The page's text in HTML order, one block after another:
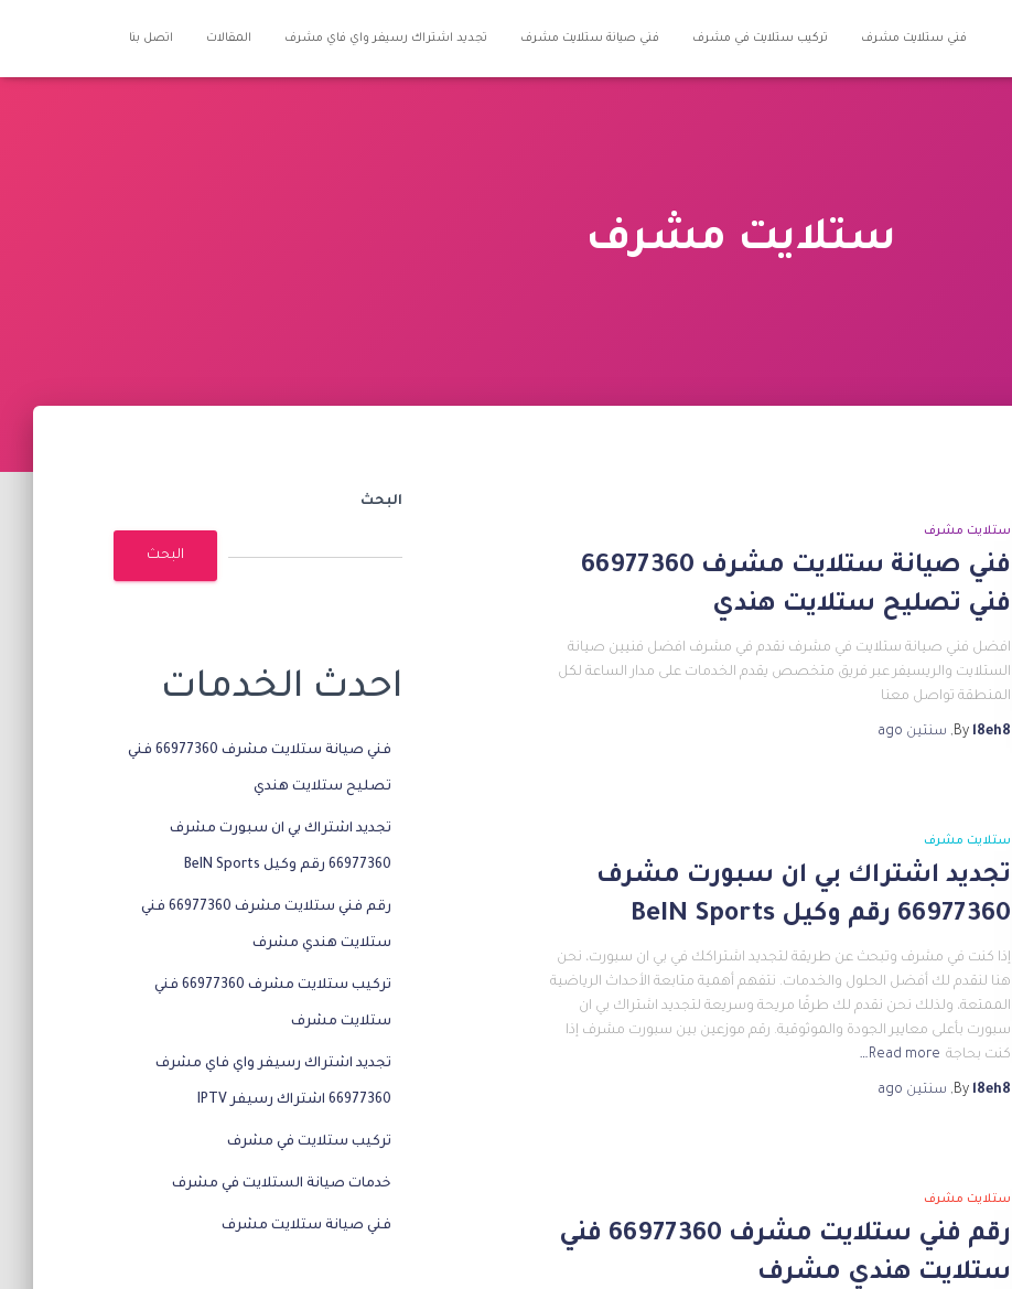
فني ستلايت مشرف تركيب ستلايت في مشرف فني صيانة ستلايت مشرف تجديد اشتراك رسيفر واي فاي مشرف المقالات اتصل بنا
ستلايت مشرف
ستلايت مشرف
فني صيانة ستلايت مشرف 66977360
فني تصليح ستلايت هندي
افضل فني صيانة ستلايت في مشرف نقدم في مشرف افضل فنيين صيانة
الستلايت والريسيفر عبر فريق متخصص يقدم الخدمات على مدار الساعة لكل
المنطقة تواصل معنا
By l8eh8
, سنتين
ستلايت مشرف
تجديد اشتراك بي ان سبورت مشرف
66977360 رقم وكيل BeIN Sports
إذا كنت في مشرف وتبحث عن طريقة لتجديد اشتراكك في بي ان سبورت، نحن
هنا لنقدم لك أفضل الحلول والخدمات. نتفهم أهمية متابعة الأحداث الرياضية
الممتعة، ولذلك نحن نقدم لك طرقًا مريحة وسريعة لتجديد اشتراك بي ان
سبورت بأعلى معايير الجودة والموثوقية. رقم موزعين بين سبورت مشرف إذا
كنت بحاجة Read more…
By l8eh8
, سنتين
ستلايت مشرف
رقم فني ستلايت مشرف 66977360 فني
ستلايت هندي مشرف
البحث
البحث
احدث الخدمات
فني صيانة ستلايت مشرف 66977360 فني
تصليح ستلايت هندي
تجديد اشتراك بي ان سبورت مشرف
66977360 رقم وكيل BeIN Sports
رقم فني ستلايت مشرف 66977360 فني
ستلايت هندي مشرف
تركيب ستلايت مشرف 66977360 فني
ستلايت مشرف
تجديد اشتراك رسيفر واي فاي مشرف
66977360 اشتراك رسيفر IPTV
تركيب ستلايت في مشرف
خدمات صيانة الستلايت في مشرف
فني صيانة ستلايت مشرف